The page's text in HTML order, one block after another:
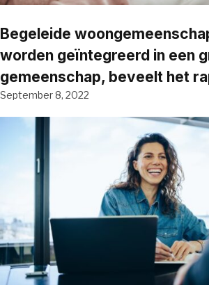
Begeleide
worden geïntegreerd in een
gemeenschap, beveelt het
September 8, 2022